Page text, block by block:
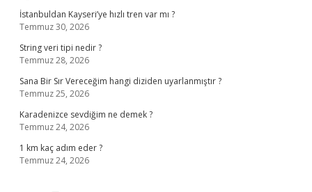
İstanbuldan Kayseri’ye hızlı tren var mı ?
Temmuz 30, 2026
String veri tipi nedir ?
Temmuz 28, 2026
Sana Bir Sır Vereceğim hangi diziden uyarlanmıştır ?
Temmuz 25, 2026
Karadenizce sevdiğim ne demek ?
Temmuz 24, 2026
1 km kaç adım eder ?
Temmuz 24, 2026